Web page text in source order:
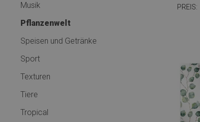
Musik
Pflanzenwelt
Speisen und Getränke
Sport
Texturen
Tiere
Tropical
PREIS: